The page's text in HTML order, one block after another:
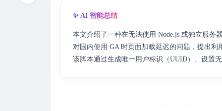
✨ AI 智能总结
本文介绍了一种在无法使用 Node.js 或独立服务
对国内使用 GA 时页面加载延迟的问题，提出
该脚本通过生成唯一用户标识（UUID）、设置